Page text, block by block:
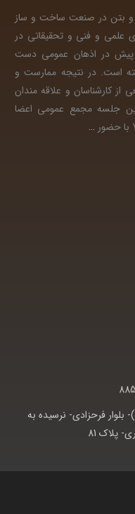
و بتن در صنعت ساخت و ساز
علمی و فنی و تحقیقاتی در
پیش در اذهان عمومی دست
است. در نتیجه ممارست و
کارشناسان و علاقه مندان
جلسه مجمع عمومی اعضا
…
فرحزادی- نرسيده به
پلاک 81